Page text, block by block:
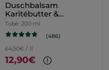
Duschbalsam
Karitébutter &
Calendula
Tube 200 ml
(486)
64,50€ / 1l
12,90€